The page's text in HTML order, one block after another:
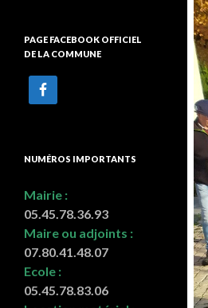
PAGE FACEBOOK OFFICIEL
DE LA COMMUNE
NUMÉROS IMPORTANTS
Mairie :
05.45.78.36.93
Maire ou adjoints :
07.80.41.48.07
Ecole :
05.45.78.83.06